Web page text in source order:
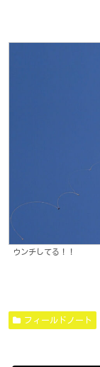
ウンチしてる！！
フィールドノート